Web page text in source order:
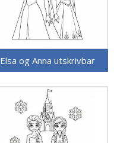
Elsa og Anna utskrivbar